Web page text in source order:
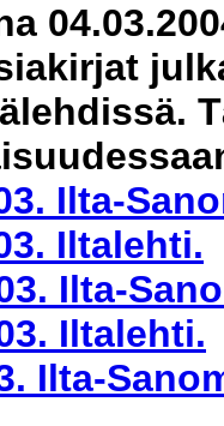
Ilta-
Iltalehti.
Ilta-
Iltalehti.
Ilta-